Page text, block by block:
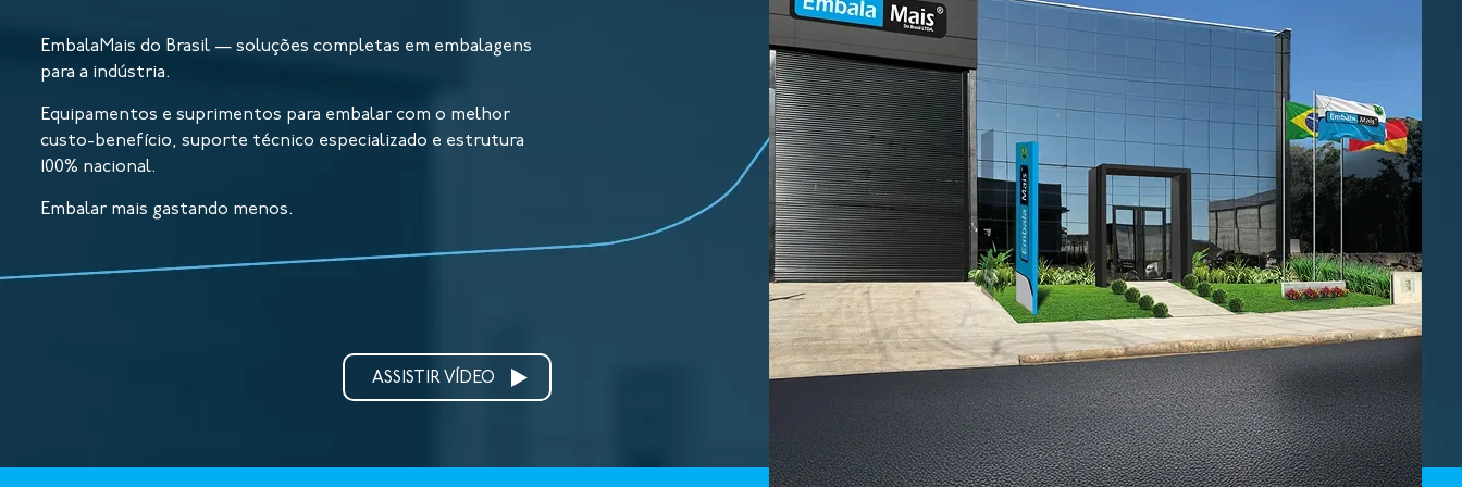
EmbalaMais do Brasil — soluções completas em embalagens
para a indústria.
Equipamentos e suprimentos para embalar com o melhor
custo-benefício, suporte técnico especializado e estrutura
100% nacional.
Embalar mais gastando menos.
ASSISTIR VÍDEO